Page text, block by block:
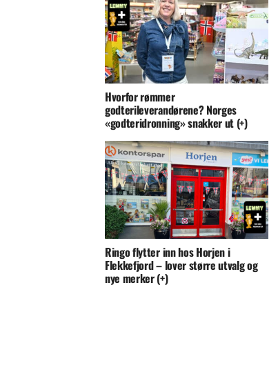
Hvorfor rømmer
godterileverandørene? Norges
«godteridronning» snakker ut (+)
Ringo flytter inn hos Horjen i
Flekkefjord – lover større utvalg og
nye merker (+)